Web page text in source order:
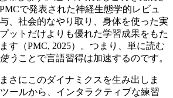
で発表された神経生態学的レビュ
、社会的なやり取り、身体を使った実
ットだけよりも優れた学習成果をもた
す（PMC, 2025）。つまり、単に読む
う ことで言語習得は加速するのです。
さにこのダイナミクスを生み出しま
ールから、インタラクティブな練習